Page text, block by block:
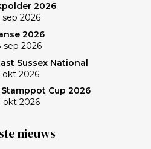
2026
sep 2026
2026
sep 2026
Sussex National
okt 2026
Cup 2026
okt 2026
nieuws